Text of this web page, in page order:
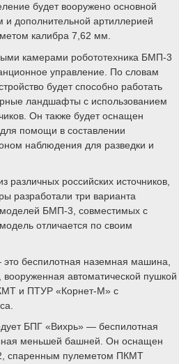
будет вооружено основной
дополнительной артиллерией
калибра 7,62 мм.
камерами робототехника БМП-3
управление. По словам
будет способно работать
ландшафты с использованием
Он также будет оснащен
помощи в составлении
наблюдения для разведки и
различных российских источников,
разработали три варианта
БМП-3, совместимых с
отличается по своим
беспилотная наземная машина,
автоматической пушкой
и ПТУР «Корнет-М» с
БПГ «Вихрь» — беспилотная
меньшей башней. Он оснащен
спаренным пулеметом ПКМТ